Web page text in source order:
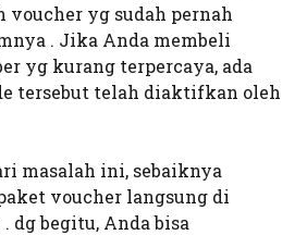
voucher yg sudah pernah
. Jika Anda membeli
yg kurang terpercaya, ada
tersebut telah diaktifkan oleh
masalah ini, sebaiknya
voucher langsung di
dg begitu, Anda bisa